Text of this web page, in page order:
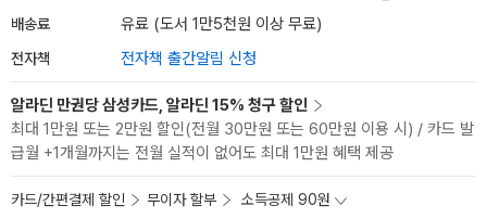
배송료 유료 (도서 1만5천원 이상 무료)
전자책 전자책 출간알림 신청
알라딘 만권당 삼성카드, 알라딘 15% 청구 할인
최대 1만원 또는 2만원 할인(전월 30만원 또는 60만원 이용 시) / 카드 발
급월 +1개월까지는 전월 실적이 없어도 최대 1만원 혜택 제공
카드/간편결제 할인 무이자 할부 소득공제 90원